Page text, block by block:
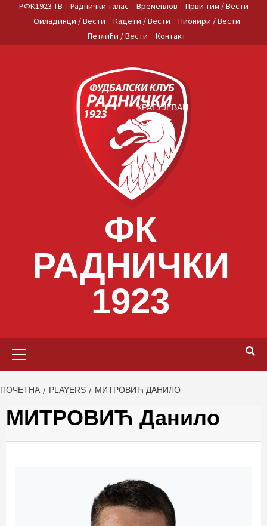
РФК1923 ТВ Раднички талас Времеплов
Први тим / Вести
Омладинци / Вести
Кадети / Вести
Пионири / Вести
Петлићи / Вести
Контакт
ФК
РАДНИЧКИ
1923
КРАГУЈЕВАЦ
ПОЧЕТНА PLAYERS МИТРОВИЋ ДАНИЛО
МИТРОВИЋ Данило